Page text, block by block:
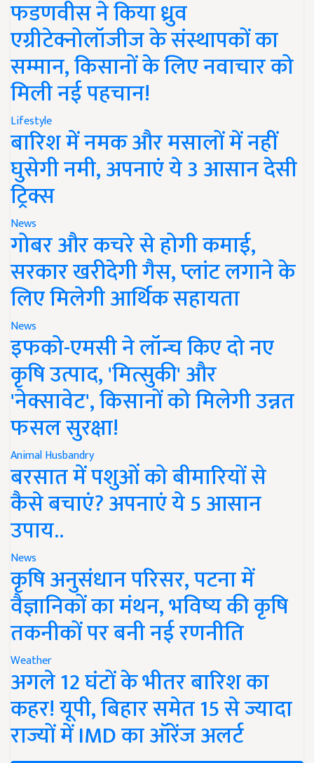
फडणवीस ने किया ध्रुव
एग्रीटेक्नोलॉजीज के संस्थापकों का
सम्मान, किसानों के लिए नवाचार को
मिली नई पहचान!
Lifestyle
बारिश में नमक और मसालों में नहीं
घुसेगी नमी, अपनाएं ये 3 आसान देसी
ट्रिक्स
News
गोबर और कचरे से होगी कमाई,
सरकार खरीदेगी गैस, प्लांट लगाने के
लिए मिलेगी आर्थिक सहायता
News
इफको-एमसी ने लॉन्च किए दो नए
कृषि उत्पाद, 'मित्सुकी' और
'नेक्सावेट', किसानों को मिलेगी उन्नत
फसल सुरक्षा!
Animal Husbandry
बरसात में पशुओं को बीमारियों से
कैसे बचाएं? अपनाएं ये 5 आसान
उपाय..
News
कृषि अनुसंधान परिसर, पटना में
वैज्ञानिकों का मंथन, भविष्य की कृषि
तकनीकों पर बनी नई रणनीति
Weather
अगले 12 घंटों के भीतर बारिश का
कहर! यूपी, बिहार समेत 15 से ज्यादा
राज्यों में IMD का ऑरेंज अलर्ट